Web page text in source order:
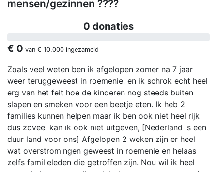
mensen/gezinnen ????
0 donaties
€ 0 van € 10.000 ingezameld
Zoals veel weten ben ik afgelopen zomer na 7 jaar
weer teruggeweest in roemenie, en ik schrok echt heel
erg van het feit hoe de kinderen nog steeds buiten
slapen en smeken voor een beetje eten. Ik heb 2
families kunnen helpen maar ik ben ook niet heel rijk
dus zoveel kan ik ook niet uitgeven, [Nederland is een
duur land voor ons] Afgelopen 2 weken zijn er heel
wat overstromingen geweest in roemenie en helaas
zelfs familieleden die getroffen zijn. Nou wil ik heel